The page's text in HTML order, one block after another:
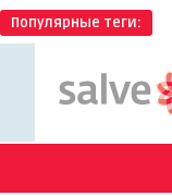
Популярные теги: